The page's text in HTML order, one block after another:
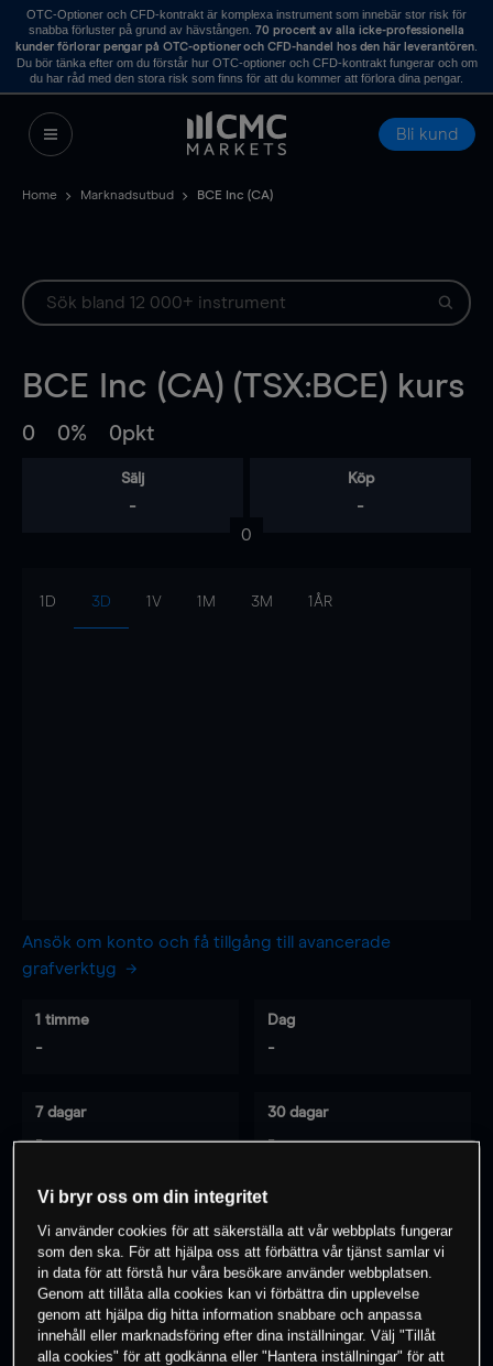
OTC-Optioner och CFD-kontrakt är komplexa instrument som innebär stor risk för
snabba förluster på grund av hävstången. 70 procent av alla icke-professionella
kunder förlorar pengar på OTC-optioner och CFD-handel hos den här leverantören.
Du bör tänka efter om du förstår hur OTC-optioner och CFD-kontrakt fungerar och om
du har råd med den stora risk som finns för att du kommer att förlora dina pengar.
Bli kund
Home Marknadsutbud BCE Inc (CA)
BCE Inc (CA) (TSX:BCE) kurs
0 0% 0pkt
Sälj
-
Köp
-
0
1D 3D 1V 1M 3M 1ÅR
Ansök om konto och få tillgång till avancerade
grafverktyg
1 timme
-
Dag
-
7 dagar
-
30 dagar
-
0% av kunderna har enposition i detta
instrument
Börja handla
Vi bryr oss om din integritet
Vi använder cookies för att säkerställa att vår webbplats fungerar
som den ska. För att hjälpa oss att förbättra vår tjänst samlar vi
in data för att förstå hur våra besökare använder webbplatsen.
Genom att tillåta alla cookies kan vi förbättra din upplevelse
genom att hjälpa dig hitta information snabbare och anpassa
innehåll eller marknadsföring efter dina inställningar. Välj "Tillåt
alla cookies" för att godkänna eller "Hantera inställningar" för att